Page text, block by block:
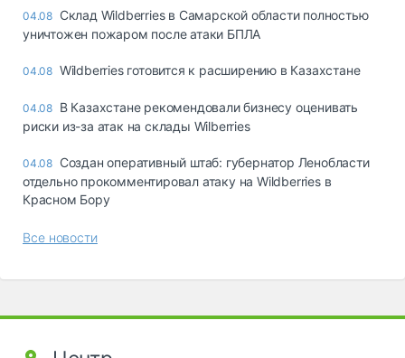
04.08 Склад Wildberries в Самарской области полностью
уничтожен пожаром после атаки БПЛА
04.08 Wildberries готовится к расширению в Казахстане
04.08 В Казахстане рекомендовали бизнесу оценивать
риски из-за атак на склады Wilberries
04.08 Создан оперативный штаб: губернатор Ленобласти
отдельно прокомментировал атаку на Wildberries в
Красном Бору
Все новости